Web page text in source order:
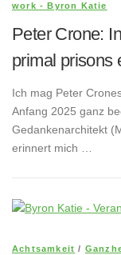
work - Byron Katie
Peter Crone:
primal prisons
Ich mag Peter
Anfang 2025 ganz
Gedankenarchitekt
erinnert mich …
Achtsamkeit /